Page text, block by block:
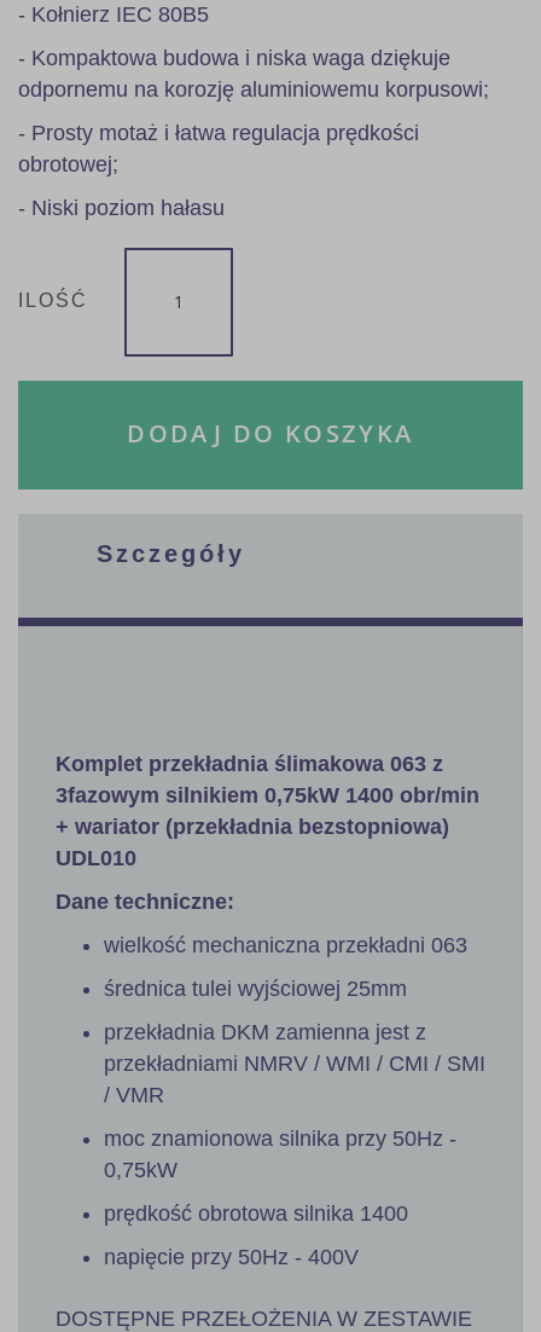
- Kołnierz IEC 80B5
- Kompaktowa budowa i niska waga dziękuje
odpornemu na korozję aluminiowemu korpusowi;
- Prosty motaż i łatwa regulacja prędkości
obrotowej;
- Niski poziom hałasu
ILOŚĆ
DODAJ DO KOSZYKA
Szczegóły
Komplet przekładnia ślimakowa 063 z
3fazowym silnikiem 0,75kW 1400 obr/min
+ wariator (przekładnia bezstopniowa)
UDL010
Dane techniczne:
wielkość mechaniczna przekładni 063
średnica tulei wyjściowej 25mm
przekładnia DKM zamienna jest z
przekładniami NMRV / WMI / CMI / SMI
/ VMR
moc znamionowa silnika przy 50Hz -
0,75kW
prędkość obrotowa silnika 1400
napięcie przy 50Hz - 400V
DOSTĘPNE PRZEŁOŻENIA W ZESTAWIE